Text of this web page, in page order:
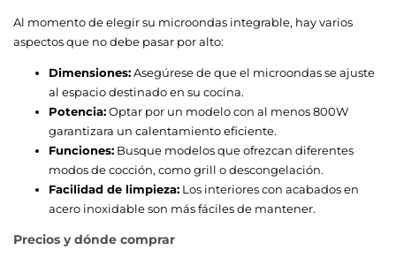
Al momento de elegir su microondas integrable, hay varios
aspectos que no debe pasar por alto:
Dimensiones:Asegúrese de que el microondas se ajuste
al espacio destinado en su cocina.
Potencia:Optar por un modelo con al menos 800W
garantizara un calentamiento eficiente.
Funciones: Busque modelos que ofrezcan diferentes
modos de cocción, como grill o descongelación.
Facilidad de limpieza: Los interiores con acabados en
acero inoxidable son más fáciles de mantener.
Precios y dónde comprar